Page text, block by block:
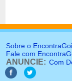
Sobre o
Fale com
ANUNCIE: Com